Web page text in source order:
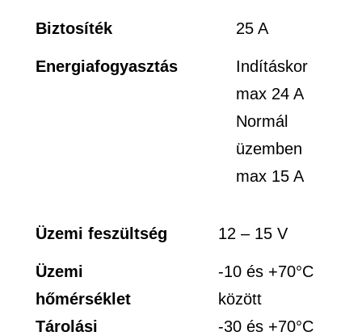
Biztosíték 25 A
Energiafogyasztás
Indításkor
max 24 A
Normál
üzemben
max 15 A
Üzemi feszültség 12 – 15 V
Üzemi
hőmérséklet
Tárolási
-10 és +70°C
között
-30 és +70°C